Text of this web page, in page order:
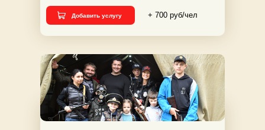
+ 700 руб/чел
Добавить услугу